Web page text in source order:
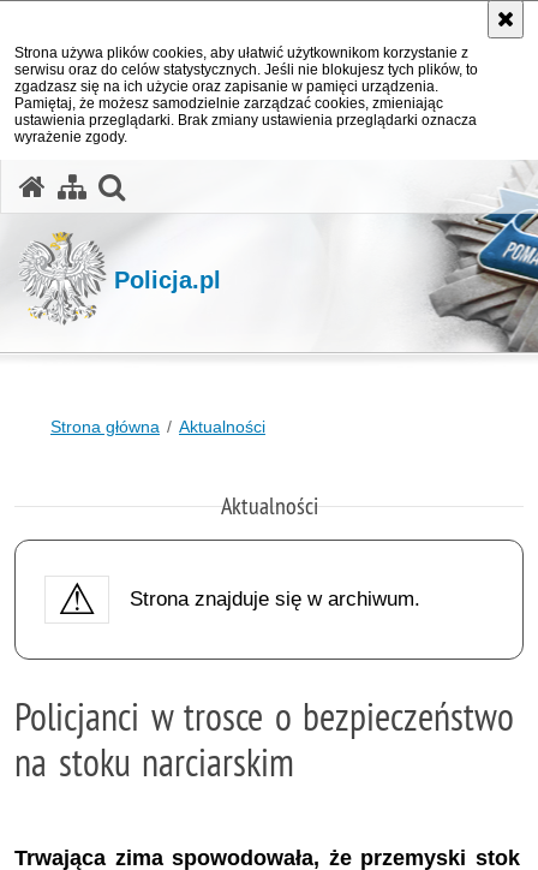
Strona używa plików cookies, aby ułatwić użytkownikom korzystanie z
serwisu oraz do celów statystycznych. Jeśli nie blokujesz tych plików, to
zgadzasz się na ich użycie oraz zapisanie w pamięci urządzenia.
Pamiętaj, że możesz samodzielnie zarządzać cookies, zmieniając
ustawienia przeglądarki. Brak zmiany ustawienia przeglądarki oznacza
wyrażenie zgody.
Policja.pl
Strona główna Aktualności
Aktualności
Strona znajduje się w archiwum.
Policjanci w trosce o bezpieczeństwo
na stoku narciarskim
Trwająca zima spowodowała, że przemyski stok